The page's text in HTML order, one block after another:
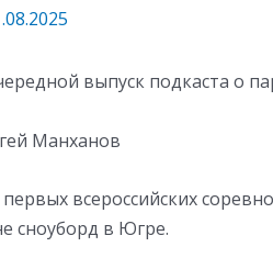
выпуск подкаста о
Манханов
всероссийских
сноуборд в Югре.